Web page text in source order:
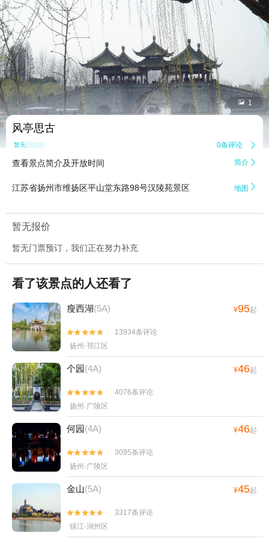
 1
风亭思古
暂无点评 0条评论 
查看景点简介及开放时间 简介 
江苏省扬州市维扬区平山堂东路98号汉陵苑景区 地图 
暂无报价
暂无门票预订，我们正在努力补充
看了该景点的人还看了
瘦西湖(5A) ¥95起


13934条评论
扬州·邗江区
个园(4A) ¥46起


4076条评论
扬州·广陵区
何园(4A) ¥46起


3095条评论
扬州·广陵区
金山(5A) ¥45起


3317条评论
镇江·润州区
